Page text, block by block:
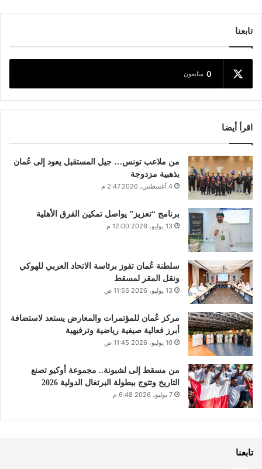
تابعنا
0 متابعون
اقرأ أيضا
من ملاعب تونس… جيل المستقبل يعود إلى عُمان
بذهبية مزدوجة
4 أغسطس، 2026 2:47 م
برنامج “تعزيز” يواصل تمكين الفرق الأهلية
13 يوليو، 2026 12:00 م
سلطنة عُمان تفوز برئاسة الاتحاد العربي للهوكي
ونقل المقر لمسقط
13 يوليو، 2026 11:55 ص
مركز عُمان للمؤتمرات والمعارض يستعد لاستضافة
أبرز فعالية صيفية رياضية وترفيهية
10 يوليو، 2026 11:45 ص
من مسقط إلى لشبونة.. مجموعة أوكيو تصنع
التاريخ وتتوج ببطولة البرتغال الدولية 2026
7 يوليو، 2026 6:48 م
تابعنا